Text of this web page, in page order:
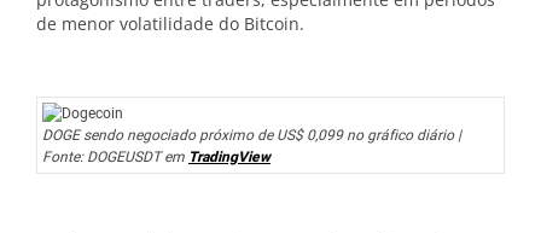
de menor volatilidade do Bitcoin.
DOGE sendo negociado próximo de US$ 0,099 no gráfico diário |
Fonte: DOGEUSDT em TradingView